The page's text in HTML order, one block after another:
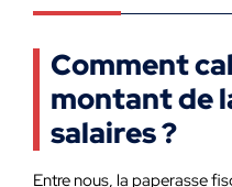
Comment
montant de
salaires ?
Entre nous, la paperasse